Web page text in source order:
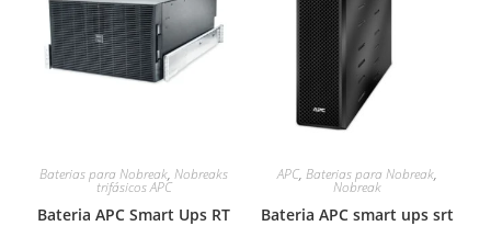
Baterias para Nobreak, Nobreaks
trifásicos APC
Bateria APC Smart Ups RT
APC, Baterias para Nobreak,
Nobreak
Bateria APC smart ups srt